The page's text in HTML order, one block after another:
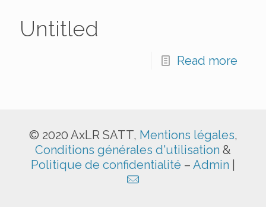
Untitled
Read more
© 2020 AxLR SATT, Mentions légales,
Conditions générales d'utilisation &
Politique de confidentialité – Admin